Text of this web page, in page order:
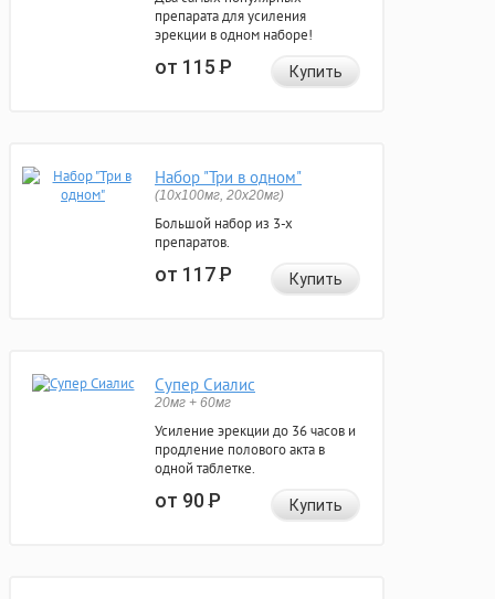
препарата для усиления
эрекции в одном наборе!
от 115Р Купить
Набор "Три в одном"
(10x100мг, 20x20мг)
Большой набор из 3-х
препаратов.
от 117Р Купить
Супер Сиалис
20мг + 60мг
Усиление эрекции до 36 часов и
продление полового акта в
одной таблетке.
от 90Р Купить